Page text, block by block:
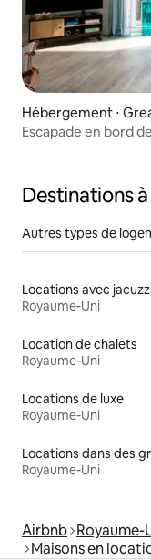
Hébergement ⋅
Escapade en bord
Destinations
Autres types de
Locations avec
Royaume-Uni
Location de chalets
Royaume-Uni
Locations de luxe
Royaume-Uni
Locations dans des
Royaume-Uni
Airbnb Royaume-
Maisons en